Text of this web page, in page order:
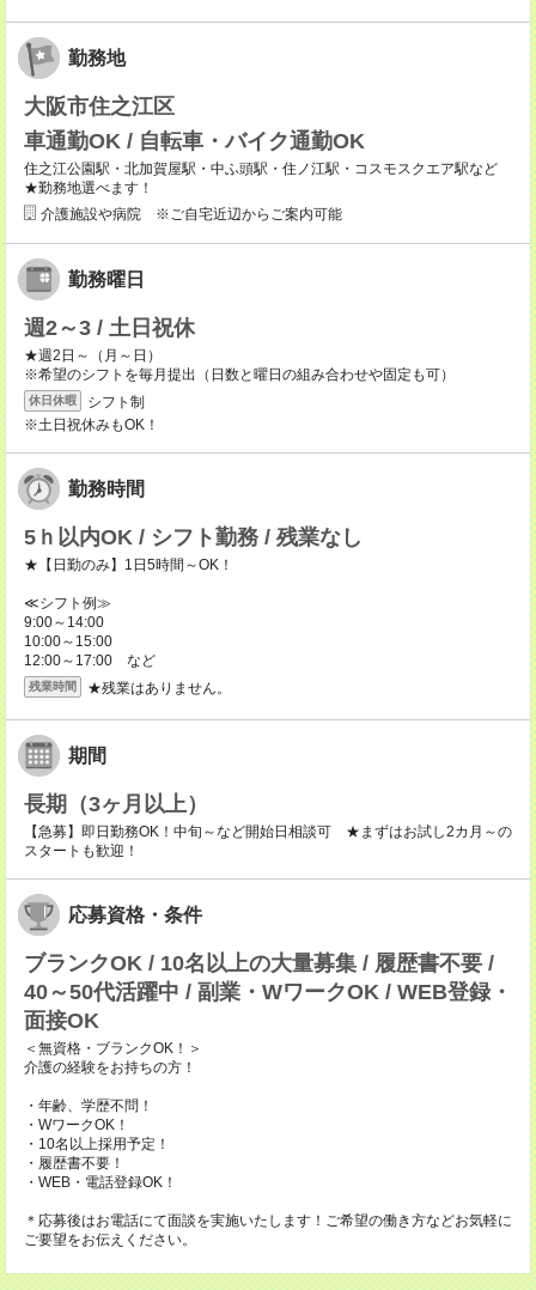
勤務地
大阪市住之江区
車通勤OK / 自転車・バイク通勤OK
住之江公園駅・北加賀屋駅・中ふ頭駅・住ノ江駅・コスモスクエア駅など
★勤務地選べます！
介護施設や病院 ※ご自宅近辺からご案内可能
勤務曜日
週2～3 / 土日祝休
★週2日～（月～日）
※希望のシフトを毎月提出（日数と曜日の組み合わせや固定も可）
休日休暇
シフト制
※土日祝休みもOK！
勤務時間
5ｈ以内OK / シフト勤務 / 残業なし
★【日勤のみ】1日5時間～OK！
≪シフト例≫
9:00～14:00
10:00～15:00
12:00～17:00 など
残業時間 ★残業はありません。
期間
長期（3ヶ月以上）
【急募】即日勤務OK！中旬～など開始日相談可 ★まずはお試し2カ月～の
スタートも歓迎！
応募資格・条件
ブランクOK / 10名以上の大量募集 / 履歴書不要 /
40～50代活躍中 / 副業・WワークOK / WEB登録・
面接OK
＜無資格・ブランクOK！＞
介護の経験をお持ちの方！
・年齢、学歴不問！
・WワークOK！
・10名以上採用予定！
・履歴書不要！
・WEB・電話登録OK！
＊応募後はお電話にて面談を実施いたします！ご希望の働き方などお気軽に
ご要望をお伝えください。